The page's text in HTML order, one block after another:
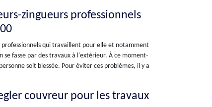
zingueurs professionnels
qui travaillent pour elle et notamment
fasse par des travaux à l'extérieur. À ce moment-
soit blessée. Pour éviter ces problèmes, il y a
couvreur pour les travaux